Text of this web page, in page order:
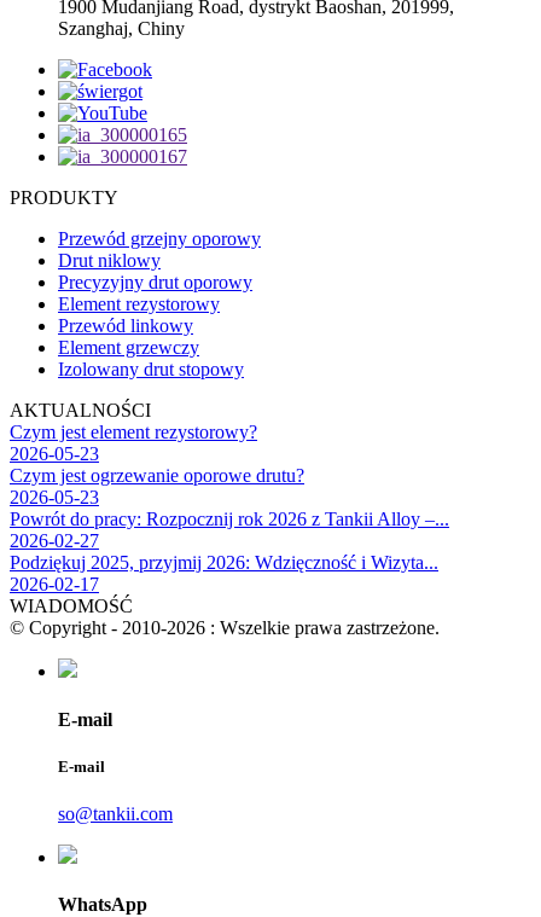
1900 Mudanjiang Road, dystrykt Baoshan, 201999,
Szanghaj, Chiny
PRODUKTY
Przewód grzejny oporowy
Drut niklowy
Precyzyjny drut oporowy
Element rezystorowy
Przewód linkowy
Element grzewczy
Izolowany drut stopowy
AKTUALNOŚCI
Czym jest element rezystorowy?
2026-05-23
Czym jest ogrzewanie oporowe drutu?
2026-05-23
Powrót do pracy: Rozpocznij rok 2026 z Tankii Alloy –...
2026-02-27
Podziękuj 2025, przyjmij 2026: Wdzięczność i Wizyta...
2026-02-17
WIADOMOŚĆ
© Copyright - 2010-2026 : Wszelkie prawa zastrzeżone.
E-mail
E-mail
so@tankii.com
WhatsApp